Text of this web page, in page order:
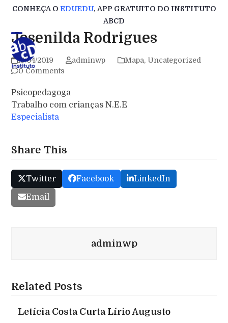
Skip
content
CONHEÇA O EDUEDU, APP GRATUITO DO INSTITUTO
ABCD
Josenilda Rodrigues
18/04/2019 adminwp Mapa, Uncategorized
0 Comments
Psicopedagoga
Trabalho com crianças N.E.E
Especialista
Share This
Twitter Facebook LinkedIn
Email
adminwp
Related Posts
Letícia Costa Curta Lírio Augusto